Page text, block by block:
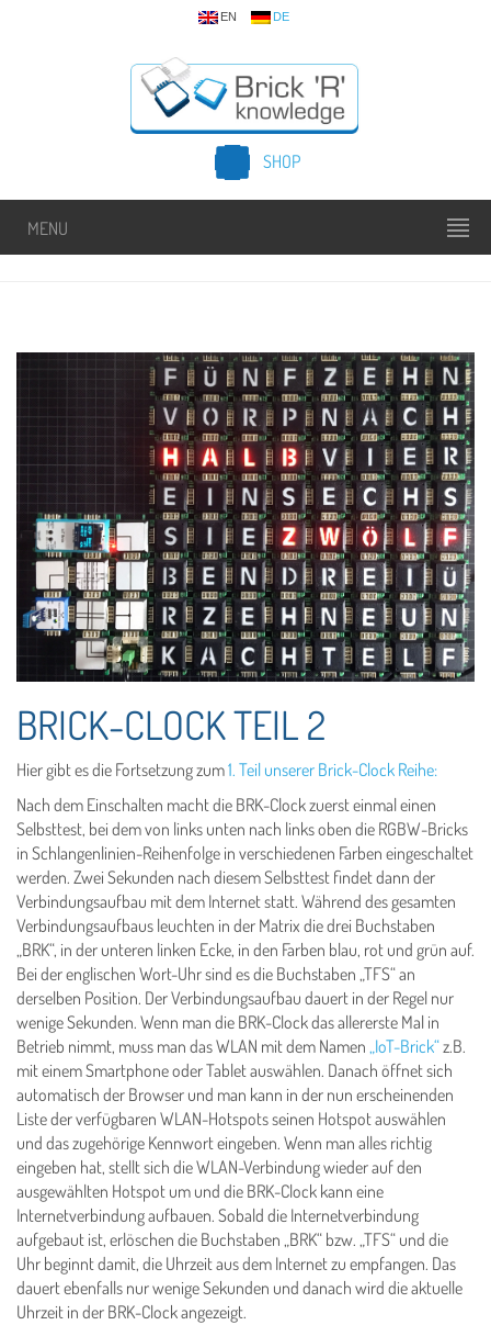
EN DE
SHOP
MENU
BRICK-CLOCK TEIL 2
Hier gibt es die Fortsetzung zum1. Teil unserer Brick-Clock Reihe:
Nach dem Einschalten macht die BRK-Clock zuerst einmal einen
Selbsttest, bei dem von links unten nach links oben die RGBW-Bricks
in Schlangenlinien-Reihenfolge in verschiedenen Farben eingeschaltet
werden. Zwei Sekunden nach diesem Selbsttest findet dann der
Verbindungsaufbau mit dem Internet statt. Während des gesamten
Verbindungsaufbaus leuchten in der Matrix die drei Buchstaben
„BRK“, in der unteren linken Ecke, in den Farben blau, rot und grün auf.
Bei der englischen Wort-Uhr sind es die Buchstaben „TFS“ an
derselben Position. Der Verbindungsaufbau dauert in der Regel nur
wenige Sekunden. Wenn man die BRK-Clock das allererste Mal in
Betrieb nimmt, muss man das WLAN mit dem Namen „IoT-Brick“z.B.
mit einem Smartphone oder Tablet auswählen. Danach öffnet sich
automatisch der Browser und man kann in der nun erscheinenden
Liste der verfügbaren WLAN-Hotspots seinen Hotspot auswählen
und das zugehörige Kennwort eingeben. Wenn man alles richtig
eingeben hat, stellt sich die WLAN-Verbindung wieder auf den
ausgewählten Hotspot um und die BRK-Clock kann eine
Internetverbindung aufbauen. Sobald die Internetverbindung
aufgebaut ist, erlöschen die Buchstaben „BRK“ bzw. „TFS“ und die
Uhr beginnt damit, die Uhrzeit aus dem Internet zu empfangen. Das
dauert ebenfalls nur wenige Sekunden und danach wird die aktuelle
Uhrzeit in der BRK-Clock angezeigt.